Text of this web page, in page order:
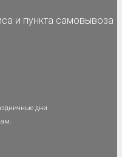
и пункта самовывоза
дни